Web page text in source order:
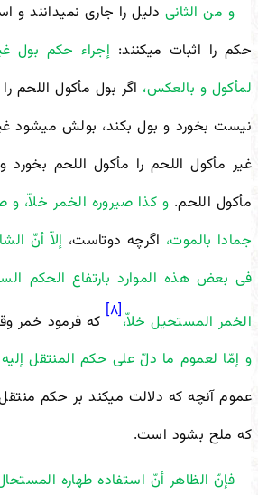
و من الثانیدلیل را جاری نمیدانند و
حکم را اثبات میکنند: إجراء حکم بول
لمأکول و بالعکس، اگر بول مأکول اللحم
نیست بخورد و بول بکند، بولش میشود
غیر مأکول اللحم را مأکول اللحم بخورد
مأکول اللحم. و کذا صیروره الخمر خلاّ، و
جمادا بالموت، اگرچه دوتاست، إلاّ أنّ
فی بعض هذه الموارد بارتفاع الحکم
الخمر المستحیل خلاّ،
[۸]
که فرمود خمر
و إمّا لعموم ما دلّ على حکم المنتقل إلیه
عموم آنچه که دلالت میکند بر حکم منتقل
که ملح بشود است.
فإنّ الظاهر أنّ استفاده طهاره